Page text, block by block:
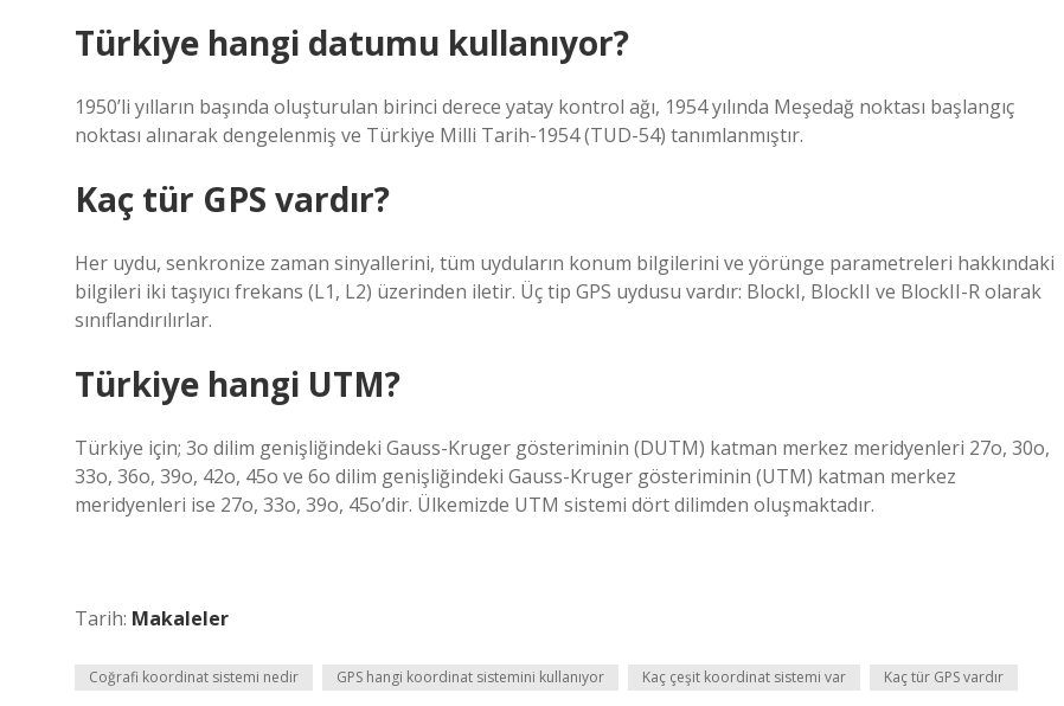
Türkiye hangi datumu kullanıyor?
1950’li yılların başında oluşturulan birinci derece yatay kontrol ağı, 1954 yılında Meşedağ noktası başlangıç ​​
noktası alınarak dengelenmiş ve Türkiye Milli Tarih-1954 (TUD-54) tanımlanmıştır.
Kaç tür GPS vardır?
Her uydu, senkronize zaman sinyallerini, tüm uyduların konum bilgilerini ve yörünge parametreleri hakkındaki
bilgileri iki taşıyıcı frekans (L1, L2) üzerinden iletir. Üç tip GPS uydusu vardır: BlockI, BlockII ve BlockII-R olarak
sınıflandırılırlar.
Türkiye hangi UTM?
Türkiye için; 3o dilim genişliğindeki Gauss-Kruger gösteriminin (DUTM) katman merkez meridyenleri 27o, 30o,
33o, 36o, 39o, 42o, 45o ve 6o dilim genişliğindeki Gauss-Kruger gösteriminin (UTM) katman merkez
meridyenleri ise 27o, 33o, 39o, 45o’dir. Ülkemizde UTM sistemi dört dilimden oluşmaktadır.
Tarih: Makaleler
Coğrafi koordinat sistemi nedir GPS hangi koordinat sistemini kullanıyor Kaç çeşit koordinat sistemi var Kaç tür GPS vardır